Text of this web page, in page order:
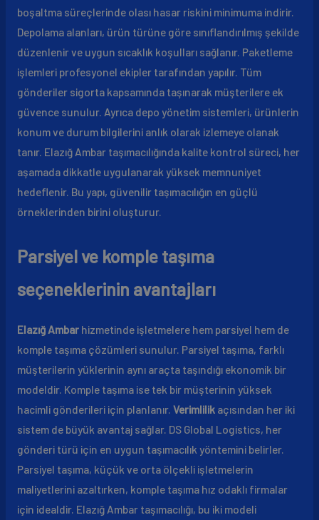
boşaltma süreçlerinde olası hasar riskini minimuma indirir.
Depolama alanları, ürün türüne göre sınıflandırılmış şekilde
düzenlenir ve uygun sıcaklık koşulları sağlanır. Paketleme
işlemleri profesyonel ekipler tarafından yapılır. Tüm
gönderiler sigorta kapsamında taşınarak müşterilere ek
güvence sunulur. Ayrıca depo yönetim sistemleri, ürünlerin
konum ve durum bilgilerini anlık olarak izlemeye olanak
tanır. Elazığ Ambar taşımacılığında kalite kontrol süreci, her
aşamada dikkatle uygulanarak yüksek memnuniyet
hedeflenir. Bu yapı, güvenilir taşımacılığın en güçlü
örneklerinden birini oluşturur.
Parsiyel ve komple taşıma
seçeneklerinin avantajları
Elazığ Ambarhizmetinde işletmelere hem parsiyel hem de
komple taşıma çözümleri sunulur. Parsiyel taşıma, farklı
müşterilerin yüklerinin aynı araçta taşındığı ekonomik bir
modeldir. Komple taşıma ise tek bir müşterinin yüksek
hacimli gönderileri için planlanır. Verimlilikaçısından her iki
sistem de büyük avantaj sağlar. DS Global Logistics, her
gönderi türü için en uygun taşımacılık yöntemini belirler.
Parsiyel taşıma, küçük ve orta ölçekli işletmelerin
maliyetlerini azaltırken, komple taşıma hız odaklı firmalar
için idealdir. Elazığ Ambar taşımacılığı, bu iki modeli